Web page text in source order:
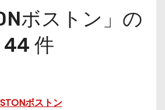
ボストン」の
44 件
ボストン